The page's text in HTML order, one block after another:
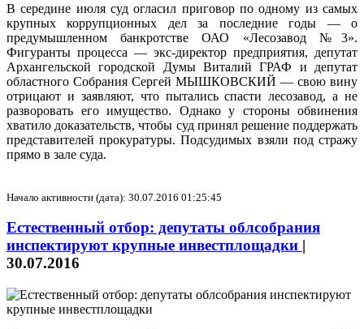
В середине июля суд огласил приговор по одному из самых
крупных коррупционных дел за последние годы — о
предумышленном банкротстве ОАО «Лесозавод №3».
Фигуранты процесса — экс-директор предприятия, депутат
Архангельской городской Думы Виталий ГРАФ и депутат
областного Собрания Сергей МЫШКОВСКИЙ — свою вину
отрицают и заявляют, что пытались спасти лесозавод, а не
разворовать его имущество. Однако у стороны обвинения
хватило доказательств, чтобы суд принял решение поддержать
представителей прокуратуры. Подсудимых взяли под стражу
прямо в зале суда.
Начало активности (дата): 30.07.2016 01:25:45
Естественный отбор: депутаты облсобрания
инспектируют крупные инвестплощадки |
30.07.2016